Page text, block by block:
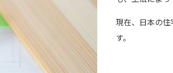
現在、日本の
す。